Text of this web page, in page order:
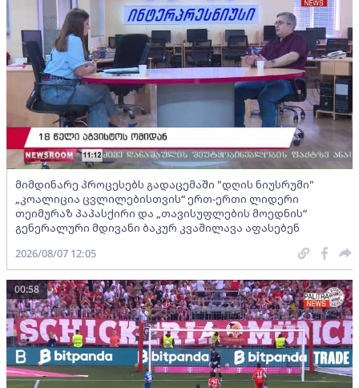
მიმდინარე პროცესებს გადაცემაში "დღის ნიუსრუმი"
„კოალიცია ცვლილებისთვის“ ერთ-ერთი ლიდერი
თეიმურაზ პაპასქირი და „თავისუფლების მოედნის“
გენერალური მდივანი ბაკურ კვაშილავა აფასებენ
2026/08/07 12:05
00:58